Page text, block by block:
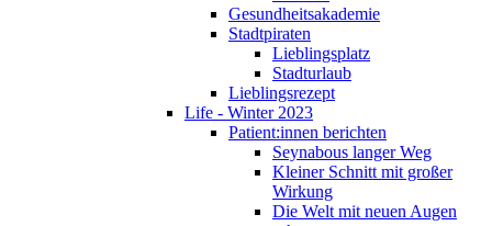
Gesundheitsakademie
Stadtpiraten
Lieblingsplatz
Stadturlaub
Lieblingsrezept
Life - Winter 2023
Patient:innen berichten
Seynabous langer Weg
Kleiner Schnitt mit großer
Wirkung
Die Welt mit neuen Augen